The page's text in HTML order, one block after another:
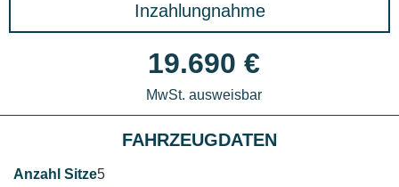
19.690 €
MwSt. ausweisbar
Inzahlungnahme
FAHRZEUGDATEN
5